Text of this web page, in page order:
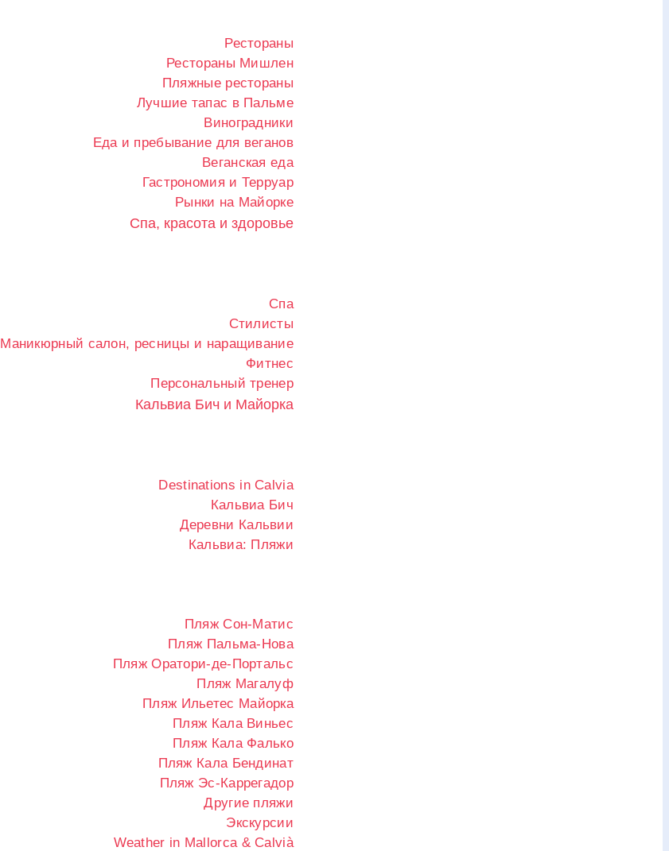
Рестораны
Рестораны Мишлен
Пляжные рестораны
Лучшие тапас в Пальме
Виноградники
Еда и пребывание для веганов
Веганская еда
Гастрономия и Терруар
Рынки на Майорке
Спа, красота и здоровье
Спа
Стилисты
Маникюрный салон, ресницы и наращивание
Фитнес
Персональный тренер
Кальвиа Бич и Майорка
Destinations in Calvia
Кальвиа Бич
Деревни Кальвии
Кальвиа: Пляжи
Пляж Сон-Матис
Пляж Пальма-Нова
Пляж Оратори-де-Портальс
Пляж Магалуф
Пляж Ильетес Майорка
Пляж Кала Виньес
Пляж Кала Фалько
Пляж Кала Бендинат
Пляж Эс-Каррегадор
Другие пляжи
Экскурсии
Weather in Mallorca & Calvià